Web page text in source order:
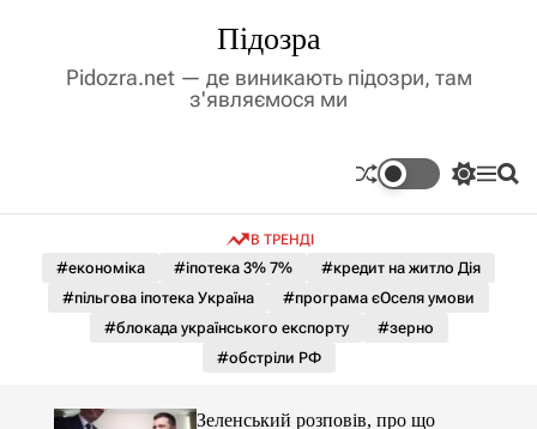
Підозра
Pidozra.net — де виникають підозри, там
з'являємося ми
П
м
к
а
М П
В ТРЕНДІ
#економіка #іпотека 3% 7%
#кредит на житло Дія
#пільгова іпотека Україна
#програма єОселя умови
#блокада українського експорту
#зерно
#обстріли РФ
Зеленський розповів, про що